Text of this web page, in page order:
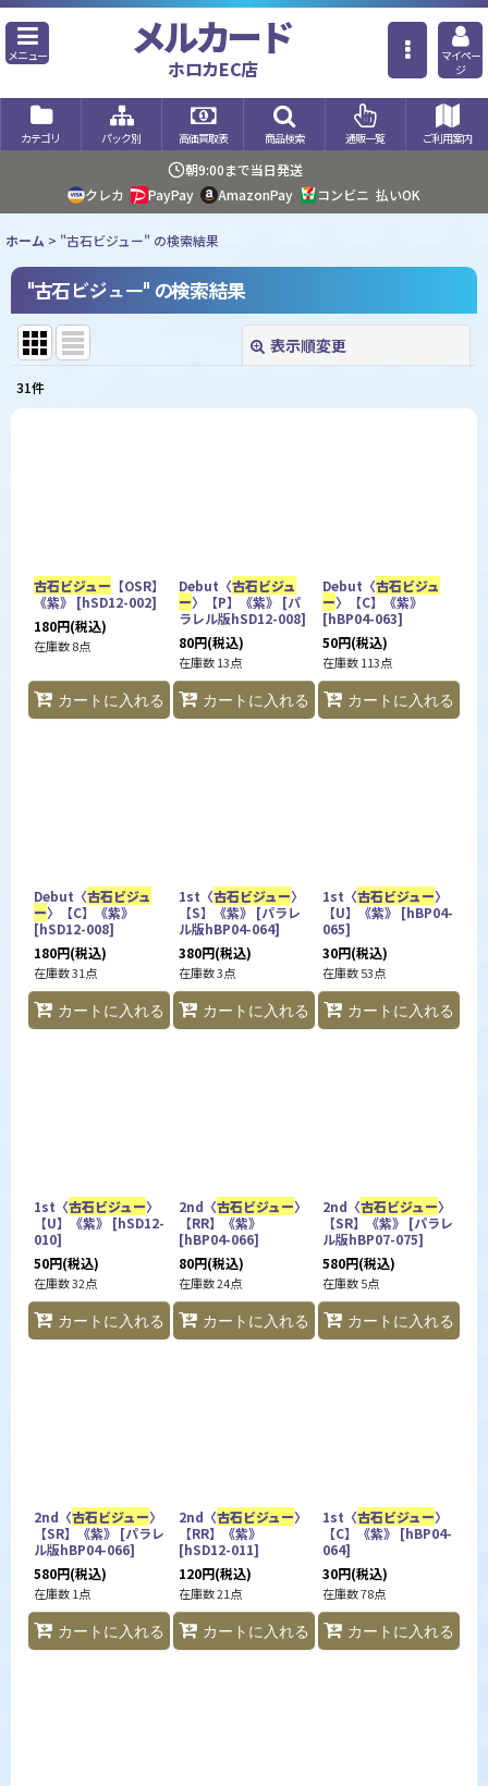
メニュー メルカード
ホロカEC店
マイペー
ジ
カテゴリ パック別 高価買取表 商品検索 通販一覧 ご利用案内
朝9:00まで当日発送
クレカ
PayPay AmazonPay コンビニ 払いOK
ホーム > "古石ビジュー" の検索結果
"古石ビジュー"の検索結果
表示順変更
商品検索
カテゴリ:
特集:
絞り込む
31件
古石ビジュー 【OSR】
《紫》 [hSD12-002]
180円(税込)
在庫数 8点
カートに入れる
Debut〈古石ビジュ
ー〉【P】《紫》 [パ
ラレル版hSD12-008]
80円(税込)
在庫数 13点
カートに入れる
Debut〈古石ビジュ
ー〉【C】《紫》
[hBP04-063]
50円(税込)
在庫数 113点
カートに入れる
Debut〈古石ビジュ
ー〉【C】《紫》
[hSD12-008]
180円(税込)
在庫数 31点
カートに入れる
1st〈古石ビジュー〉
【S】《紫》 [パラレ
ル版hBP04-064]
380円(税込)
在庫数 3点
カートに入れる
1st〈古石ビジュー〉
【U】《紫》 [hBP04-
065]
30円(税込)
在庫数 53点
カートに入れる
1st〈古石ビジュー〉
【U】《紫》 [hSD12-
010]
50円(税込)
在庫数 32点
カートに入れる
2nd〈古石ビジュー〉
【RR】《紫》
[hBP04-066]
80円(税込)
在庫数 24点
カートに入れる
2nd〈古石ビジュー〉
【SR】《紫》 [パラレ
ル版hBP07-075]
580円(税込)
在庫数 5点
カートに入れる
2nd〈古石ビジュー〉
【SR】《紫》 [パラレ
ル版hBP04-066]
580円(税込)
在庫数 1点
カートに入れる
2nd〈古石ビジュー〉
【RR】《紫》
[hSD12-011]
120円(税込)
在庫数 21点
カートに入れる
1st〈古石ビジュー〉
【C】《紫》 [hBP04-
064]
30円(税込)
在庫数 78点
カートに入れる